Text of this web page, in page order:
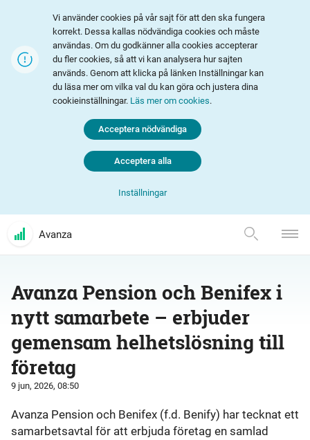
Vi använder cookies på vår sajt för att den ska fungera
korrekt. Dessa kallas nödvändiga cookies och måste
användas. Om du godkänner alla cookies accepterar
du fler cookies, så att vi kan analysera hur sajten
används. Genom att klicka på länken Inställningar kan
du läsa mer om vilka val du kan göra och justera dina
cookieinställningar. Läs mer om cookies.
Inställningar
Acceptera nödvändiga
Acceptera alla
Avanza
Avanza Pension och Benifex i
nytt samarbete – erbjuder
gemensam helhetslösning till
företag
9 jun, 2026, 08:50
Avanza Pension och Benifex (f.d. Benify) har tecknat ett
samarbetsavtal för att erbjuda företag en samlad